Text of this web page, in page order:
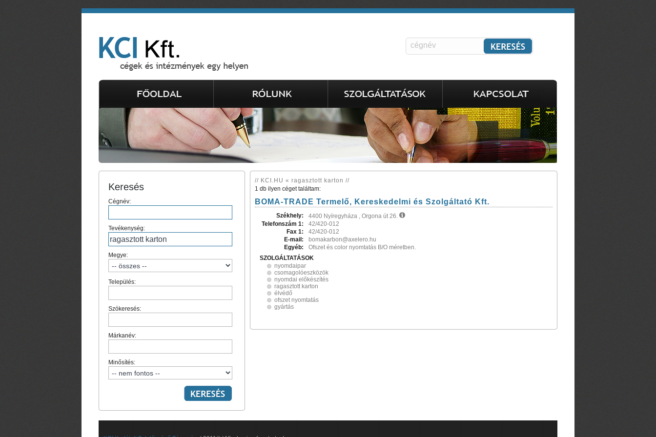
Keresés
Cégnév:
Tevékenység:
Megye:
Település:
Szókeresés:
Márkanév:
Minősítés:
// KCI.HU « ragasztott karton //
1 db ilyen céget találtam:
BOMA-TRADE Termelő, Kereskedelmi és Szolgáltató Kft.
Székhely:
4400 Nyíregyháza , Orgona út 26.
Telefonszám 1:
42/420-012
Fax 1:
42/420-012
E-mail:
bomakarbon@axelero.hu
Egyéb:
Ofszet és color nyomtatás B/O méretben.
SZOLGÁLTATÁSOK
nyomdaipar
csomagolóeszközök
nyomdai előkészítés
ragasztott karton
élvédő
ofszet nyomtatás
gyártás